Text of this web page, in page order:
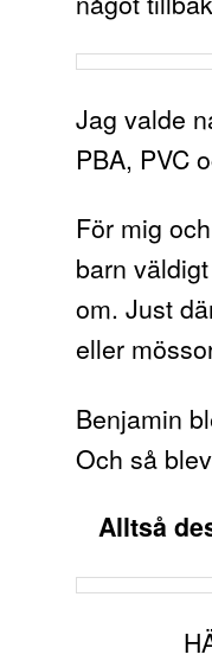
Jag valde
PBA, PVC
För mig
barn
om. Just
eller
Benjamin
Och så
Alltså